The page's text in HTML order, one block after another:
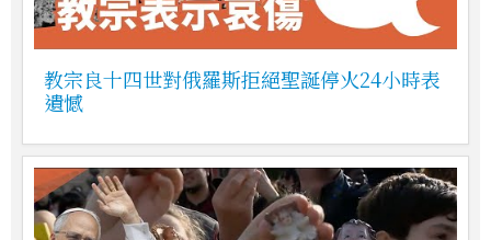
教宗良十四世對俄羅斯拒絕聖誕停火24小時表
遺憾